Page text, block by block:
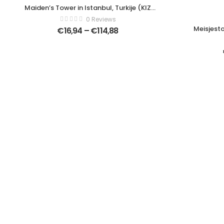
Maiden’s Tower in Istanbul, Turkije (KIZ
KULESI – USKUDAR) – Modern Art Canvas
– Horizontaal – 1412671814
0 Reviews
€16,94 –€114,88
istanbul
zee –